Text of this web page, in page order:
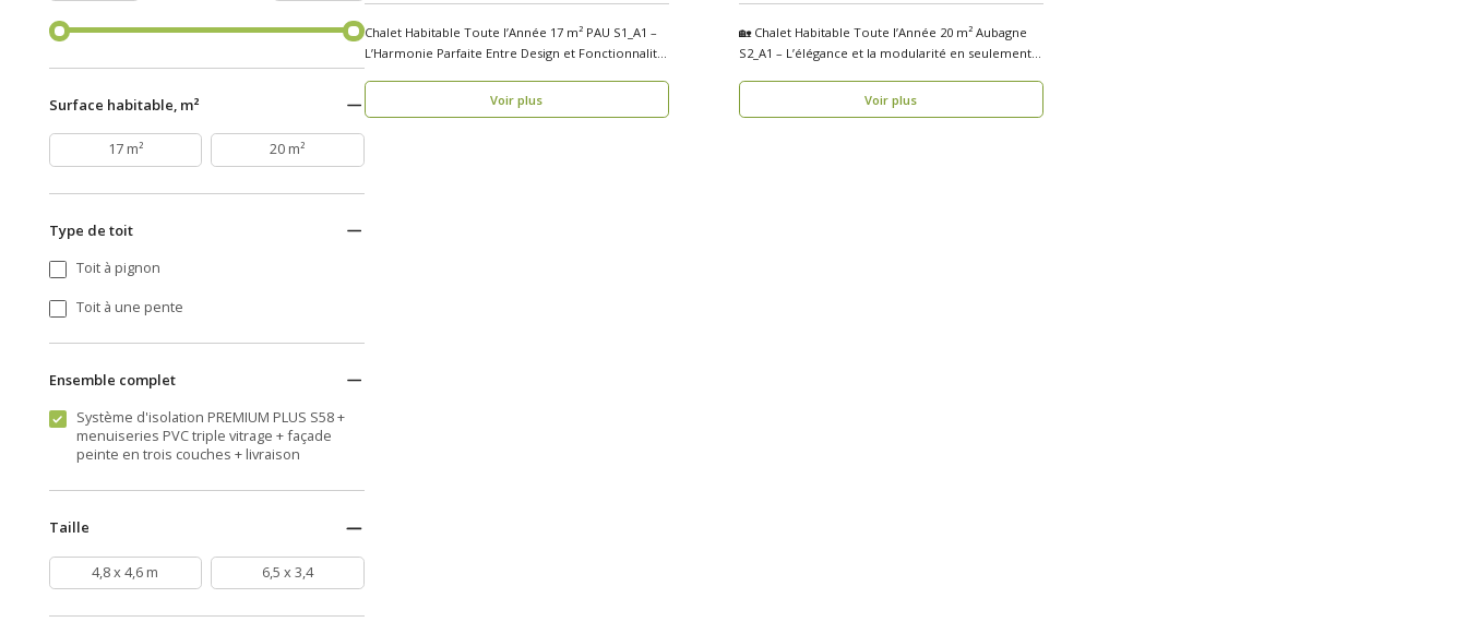
Surface habitable, m²
17 m² 20 m²
Type de toit
Toit à pignon
Toit à une pente
Ensemble complet
Système d'isolation PREMIUM PLUS S58 +
menuiseries PVC triple vitrage + façade
peinte en trois couches + livraison
Taille
4,8 x 4,6 m 6,5 x 3,4
Chalet Habitable Toute l’Année 17 m² PAU S1_A1 –
L’Harmonie Parfaite Entre Design et Fonctionnalité
..
Voir plus
🏡 Chalet Habitable Toute l’Année 20 m² Aubagne
S2_A1 – L’élégance et la modularité en seulement 1
Voir plus